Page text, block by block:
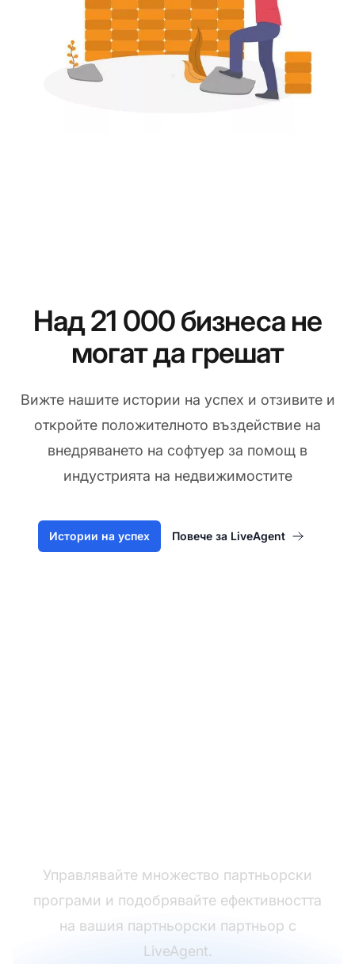
Над 21 000 бизнеса не
могат да грешат
Вижте нашите истории на успех и отзивите и
откройте положителното въздействие на
внедряването на софтуер за помощ в
индустрията на недвижимостите
Истории на успех Повече за LiveAgent
Управлявайте множество партньорски
програми и подобрявайте ефективността
на вашия партньорски партньор с
LiveAgent.